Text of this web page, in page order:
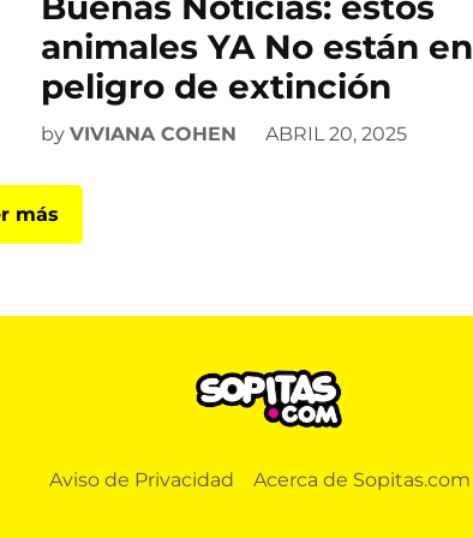
animales YA No están en
peligro de extinción
by VIVIANA COHEN ABRIL 20, 2025
más
Aviso de Privacidad Acerca de Sopitas.com